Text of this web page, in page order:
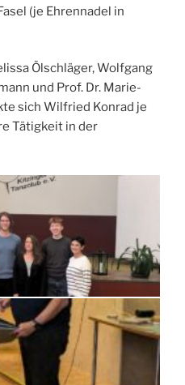
(je Ehrennadel in
Ölschläger, Wolfgang
und Prof. Dr. Marie-
sich Wilfried Konrad je
Tätigkeit in der